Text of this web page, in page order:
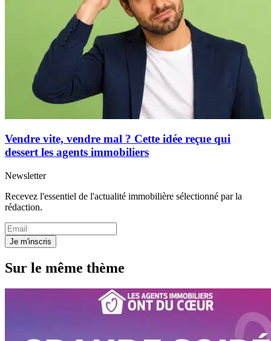
Vendre vite, vendre mal ? Cette idée reçue qui
dessert les agents immobiliers
Newsletter
Recevez l'essentiel de l'actualité immobilière sélectionné par la
rédaction.
Je m'inscris
Sur le même thème